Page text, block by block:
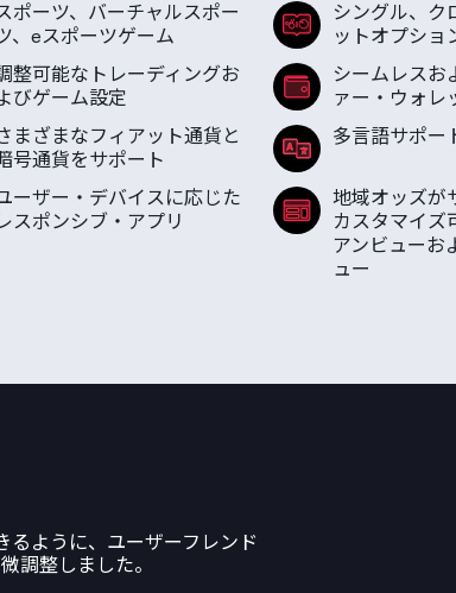
ポーツ、バーチャルスポー
、eスポーツゲーム
シングル、ク
ットオプショ
整可能なトレーディングお
びゲーム設定
シームレスお
ァー・ウォレ
まざまなフィアット通貨と
号通貨をサポート
多言語サポー
ーザー・デバイスに応じた
レスポンシブ・アプリ
地域オッズが
カスタマイズ
アンビューお
ュー
るように、ユーザーフレンド
調整しました。